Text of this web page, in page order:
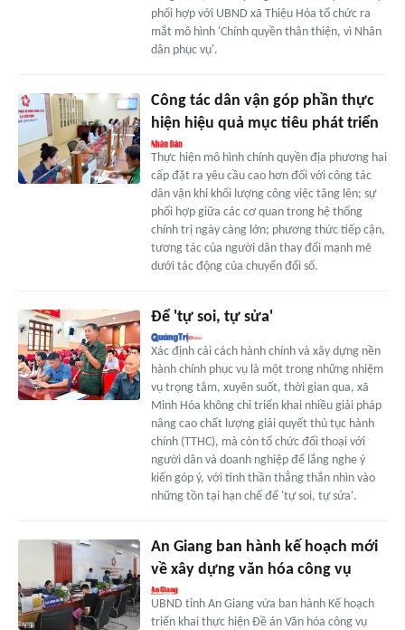
phối hợp với UBND xã Thiệu Hóa tổ chức ra
mắt mô hình 'Chính quyền thân thiện, vì Nhân
dân phục vụ'.
Công tác dân vận góp phần thực
hiện hiệu quả mục tiêu phát triển
Thực hiện mô hình chính quyền địa phương hai
cấp đặt ra yêu cầu cao hơn đối với công tác
dân vận khi khối lượng công việc tăng lên; sự
phối hợp giữa các cơ quan trong hệ thống
chính trị ngày càng lớn; phương thức tiếp cận,
tương tác của người dân thay đổi mạnh mẽ
dưới tác động của chuyển đổi số.
Để 'tự soi, tự sửa'
Xác định cải cách hành chính và xây dựng nền
hành chính phục vụ là một trong những nhiệm
vụ trọng tâm, xuyên suốt, thời gian qua, xã
Minh Hóa không chỉ triển khai nhiều giải pháp
nâng cao chất lượng giải quyết thủ tục hành
chính (TTHC), mà còn tổ chức đối thoại với
người dân và doanh nghiệp để lắng nghe ý
kiến góp ý, với tinh thần thẳng thắn nhìn vào
những tồn tại hạn chế để 'tự soi, tự sửa'.
An Giang ban hành kế hoạch mới
về xây dựng văn hóa công vụ
UBND tỉnh An Giang vừa ban hành Kế hoạch
triển khai thực hiện Đề án Văn hóa công vụ